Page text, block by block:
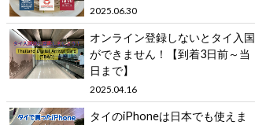
2025.06.30
オンライン登録しないとタイ入国
ができません！【到着3日前～当
日まで】
2025.04.16
タイのiPhoneは日本でも使えま